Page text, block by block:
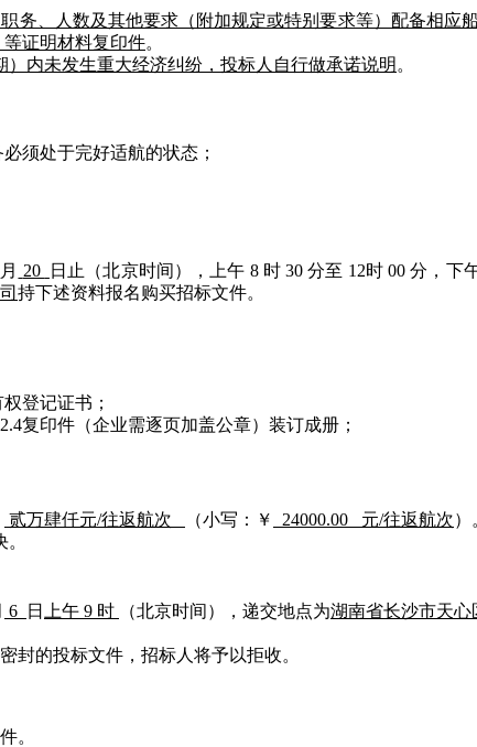
务、人数及其他要求（附加规定或特别要求等）配备相应
证明材料复印件。
）内未发生重大经济纠纷，投标人自行做承诺说明 。
须处于完好适航的状态；
月 20 日止（北京时间），上午 8 时 30 分至 12时 00 分，下
持下述资料报名购买招标文件。
登记证书；
复印件（企业需逐页加盖公章）装订成册；
贰万肆仟元/往返航次 （小写：￥ 24000.00 元/往返航次）
6 日 上午 9 时 （北京时间），递交地点为湖南省长沙市天心
封的投标文件，招标人将予以拒收。
。